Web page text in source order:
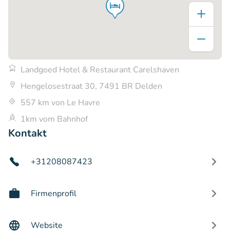
Landgoed Hotel & Restaurant Carelshaven
Hengelosestraat 30, 7491 BR Delden
557 km von Le Havre
1km vom Bahnhof
Kontakt
+31208087423
Firmenprofil
Website